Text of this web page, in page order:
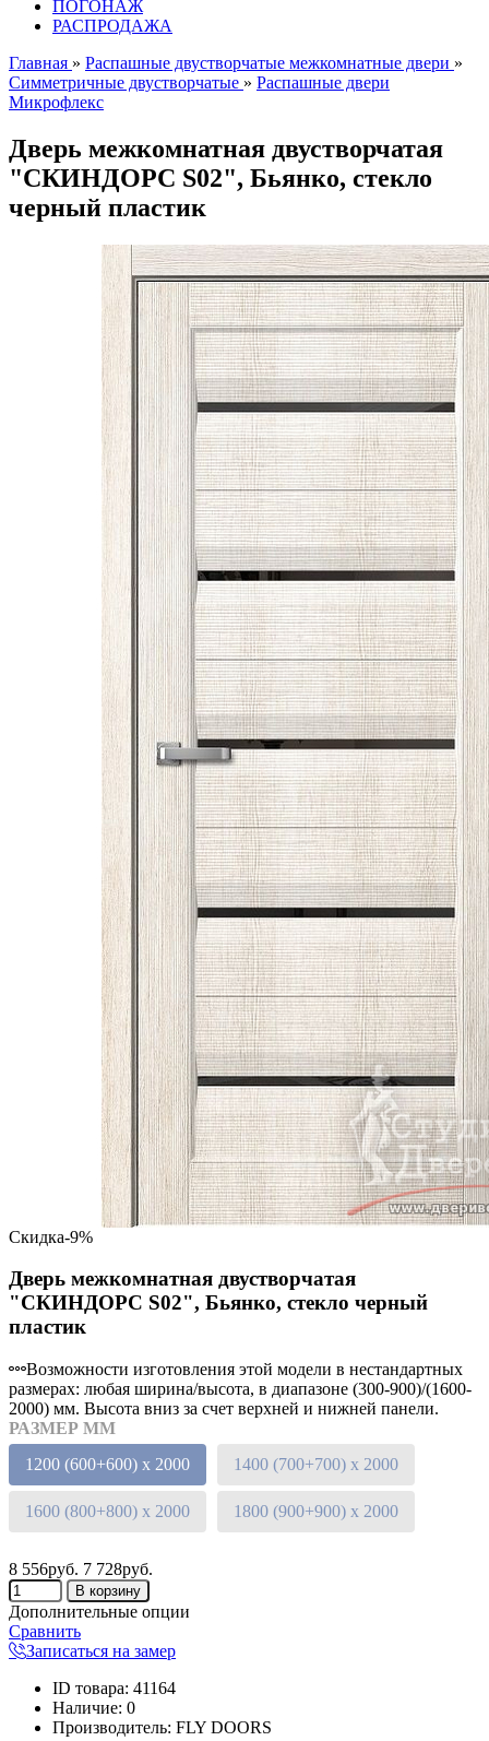
ПОГОНАЖ
РАСПРОДАЖА
Главная » Распашные двустворчатые межкомнатные двери »
Симметричные двустворчатые » Распашные двери
Микрофлекс
Дверь межкомнатная двустворчатая
"СКИНДОРС S02", Бьянко, стекло
черный пластик
Скидка-9%
Дверь межкомнатная двустворчатая
"СКИНДОРС S02", Бьянко, стекло черный
пластик
Возможности изготовления этой модели в нестандартных
размерах: любая ширина/высота, в диапазоне (300-900)/(1600-
2000) мм. Высота вниз за счет верхней и нижней панели.
РАЗМЕР ММ
1200 (600+600) х 2000
1400 (700+700) х 2000
1600 (800+800) х 2000 1800 (900+900) х 2000
8 556руб. 7 728руб.
Дополнительные опции
Сравнить
Записаться на замер
ID товара: 41164
Наличие: 0
Производитель: FLY DOORS